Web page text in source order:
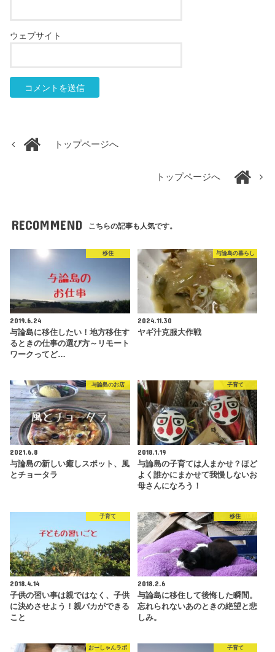
ウェブサイト
トップページへ
トップページへ
RECOMMEND こちらの記事も人気です。
移住
2019.6.24
与論島に移住したい！地方移住す
るときの仕事の選び方～リモート
ワークってど…
与論島の暮らし
2024.11.30
ヤギ汁克服大作戦
与論島のお店
2021.6.8
与論島の新しい癒しスポット、風
とチョータラ
子育て
2018.1.19
与論島の子育ては人まかせ？ほど
よく誰かにまかせて我慢しないお
母さんになろう！
子育て
2018.4.14
子供の習い事は親ではなく、子供
に決めさせよう！親バカができる
こと
移住
2018.2.6
与論島に移住して後悔した瞬間。
忘れられないあのときの絶望と悲
しみ。
おーしゃんラボ 子育て